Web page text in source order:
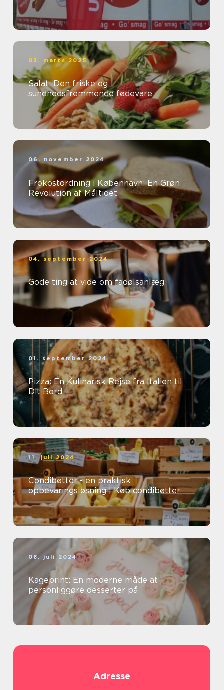
03. marts 2025
Salat: Den friske og
sundhedsfremmende fødevare
06. november 2024
Frokostordning i København: En Grøn
Revolution af Måltidet
04. september 2024
Gode ting at vide om fadølsanlæg
01. september 2024
Pizza: En Kulinarisk Rejse fra Italien til
Dit Bord
11. juli 2024
Condibøtter - en praktisk
opbevaringsløsning | Køb condibøtter
08. juli 2024
Kageprint: En moderne måde at
personliggøre desserter på
Adresse